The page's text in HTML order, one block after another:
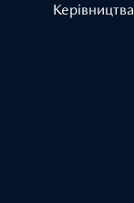
Керівництва